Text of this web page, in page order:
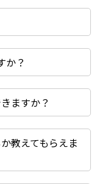
か？
ますか？
教えてもらえま